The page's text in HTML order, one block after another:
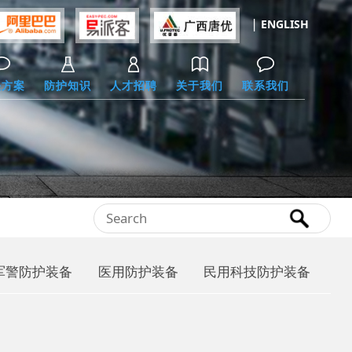
|ENGLISH
案 防护知识 人才招聘 关于我们 联系我们
警防护装备 医用防护装备 民用科技防护装备